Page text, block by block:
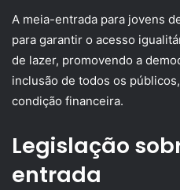
A meia-entrada para jovens
para garantir o acesso
de lazer, promovendo a
inclusão de todos os
condição financeira.
Legislação
entrada